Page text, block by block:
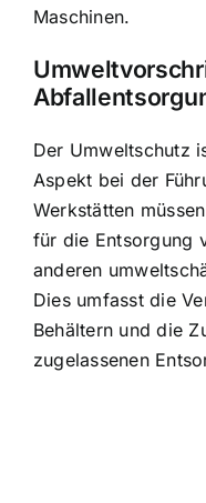
Maschinen.
Der Umweltschutz
Aspekt bei der
Werkstätten
für die Entsorgung
anderen
Dies umfasst die
Behältern und die
zugelassenen